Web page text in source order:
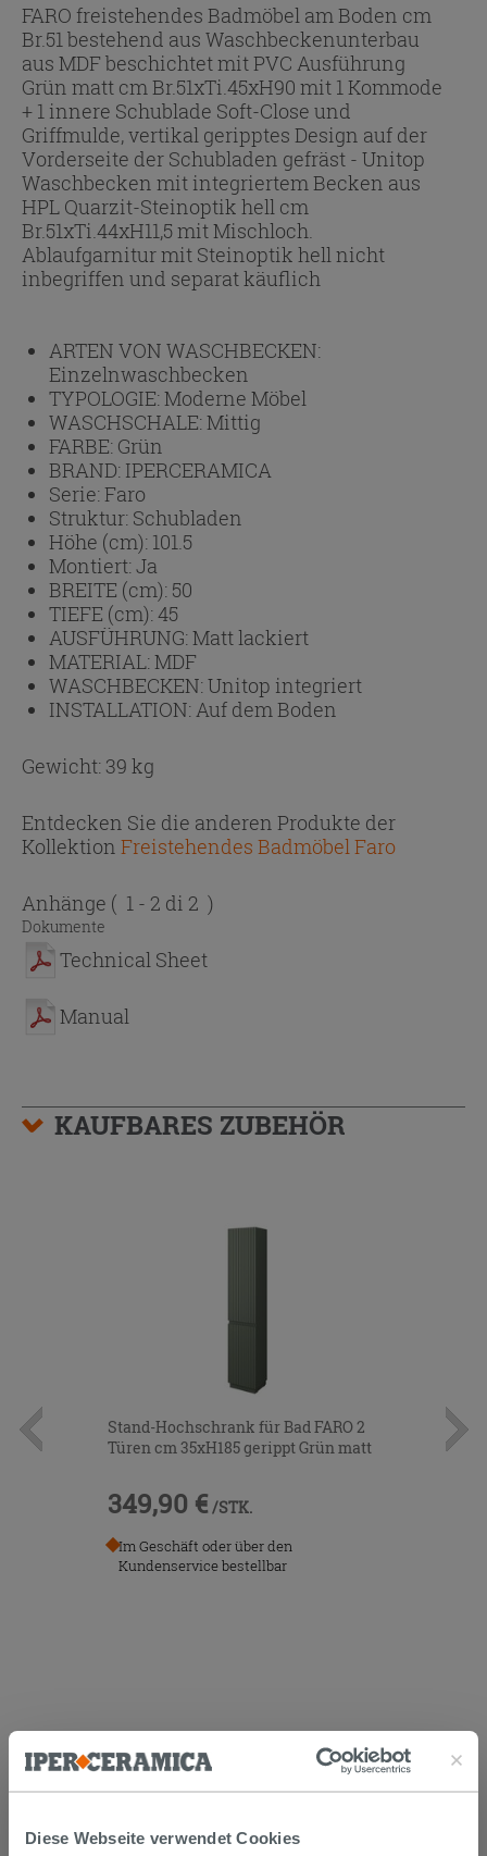
Diese Webseite verwendet Cookies
FARO freistehendes Badmöbel am Boden cm
Br.51 bestehend aus Waschbeckenunterbau
aus MDF beschichtet mit PVC Ausführung
Grün matt cm Br.51xTi.45xH90 mit 1 Kommode
+ 1 innere Schublade Soft-Close und
Griffmulde, vertikal geripptes Design auf der
Vorderseite der Schubladen gefräst - Unitop
Waschbecken mit integriertem Becken aus
HPL Quarzit-Steinoptik hell cm
Br.51xTi.44xH11,5 mit Mischloch.
Ablaufgarnitur mit Steinoptik hell nicht
inbegriffen und separat käuflich
ARTEN VON WASCHBECKEN:
Einzelnwaschbecken
TYPOLOGIE:Moderne Möbel
WASCHSCHALE:Mittig
FARBE: Grün
BRAND: IPERCERAMICA
Serie:Faro
Struktur: Schubladen
Höhe (cm): 101.5
Montiert:Ja
BREITE (cm): 50
TIEFE (cm):45
AUSFÜHRUNG:Matt lackiert
MATERIAL:MDF
WASCHBECKEN:Unitop integriert
INSTALLATION:Auf dem Boden
Gewicht: 39 kg
Entdecken Sie die anderen Produkte der
Kollektion Freistehendes Badmöbel Faro
Anhänge ( 1 - 2 di 2 )
Dokumente
Technical Sheet
Manual
KAUFBARES ZUBEHÖR
Stand-Hochschrank für Bad FARO 2
Türen cm 35xH185 gerippt Grün matt
349,90 € /STK.
Im Geschäft oder über den
Kundenservice bestellbar
KUNDEN, DIE DIESEN ARTIKEL
GEKAUFT HABEN, KAUFTEN
AUCH...